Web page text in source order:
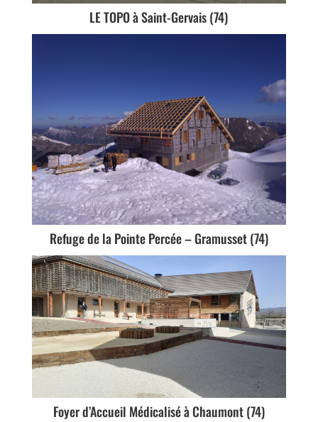
LE TOPO à Saint-Gervais (74)
Refuge de la Pointe Percée – Gramusset (74)
Foyer d’Accueil Médicalisé à Chaumont (74)